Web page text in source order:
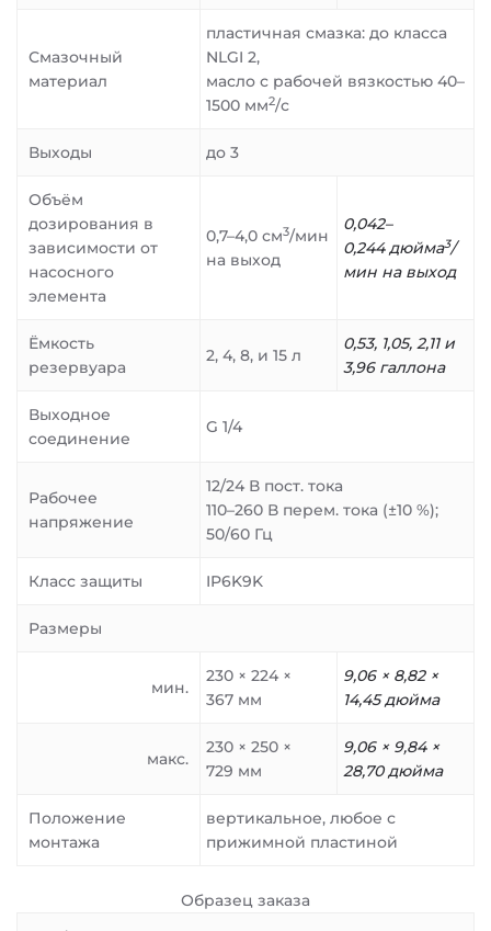
Смазочный
материал
пластичная смазка: до класса
NLGI 2,
масло с рабочей вязкостью 40–
1500 мм2/с
Выходы до 3
Объём
дозирования в
зависимости от
насосного
элемента
0,7–4,0 см3/мин
на выход
0,042–
0,244 дюйма3/
мин на выход
Ёмкость
резервуара
2, 4, 8, и 15 л
0,53, 1,05, 2,11 и
3,96 галлона
Выходное
соединение
G 1/4
Рабочее
напряжение
12/24 В пост. тока
110–260 В перем. тока (±10 %);
50/60 Гц
Класс защиты IP6K9K
Размеры
мин.
230 × 224 ×
367 мм
9,06 × 8,82 ×
14,45 дюйма
макс.
230 × 250 ×
729 мм
9,06 × 9,84 ×
28,70 дюйма
Положение
монтажа
вертикальное, любое с
прижимной пластиной
Образец заказа